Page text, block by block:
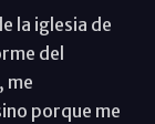
la iglesia de
del
me
porque me